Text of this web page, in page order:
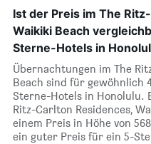
Ist der Preis im The
Waikiki Beach
Sterne-Hotels in
Übernachtungen im The
Beach sind für gewöhnlich
Sterne-Hotels in Honolulu.
Ritz-Carlton Residences,
einem Preis in Höhe von
ein guter Preis für ein 5-